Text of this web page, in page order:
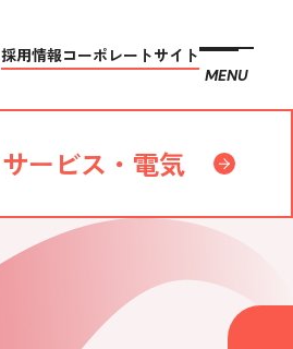
採用情報コーポレートサイト
MENU
サービス・電気